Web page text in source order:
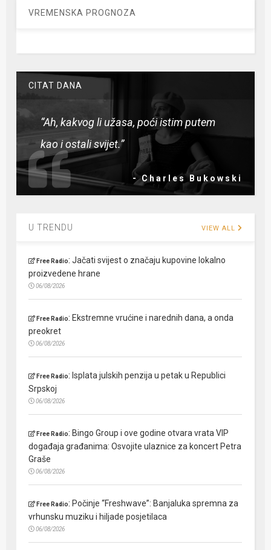
VREMENSKA PROGNOZA
CITAT DANA
“Ah, kakvog li užasa, poći istim putem
kao i ostali svijet.”
- Charles Bukowski
U TRENDU VIEW ALL
Free Radio:Jačati svijest o značaju kupovine lokalno
proizvedene hrane
06/08/2026
Free Radio: Ekstremne vrućine i narednih dana, a onda
preokret
06/08/2026
Free Radio: Isplata julskih penzija u petak u Republici
Srpskoj
06/08/2026
Free Radio: Bingo Group i ove godine otvara vrata VIP
događaja građanima: Osvojite ulaznice za koncert Petra
Graše
06/08/2026
Free Radio: Počinje “Freshwave”: Banjaluka spremna za
vrhunsku muziku i hiljade posjetilaca
06/08/2026